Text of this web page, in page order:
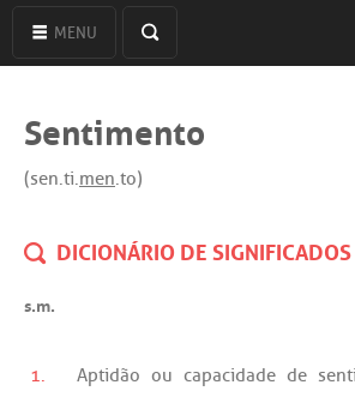
MENU
Sentimento
(sen.ti.men.to)
DICIONÁRIO DE SIGNIFICADOS
s.m.
1. Aptidão ou capacidade de